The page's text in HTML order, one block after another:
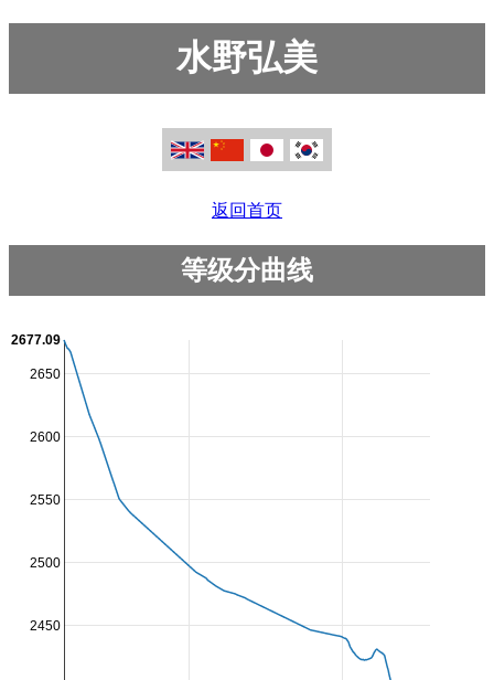
水野弘美
返回首页
等级分曲线
2450
2500
2550
2600
2650
2677.09